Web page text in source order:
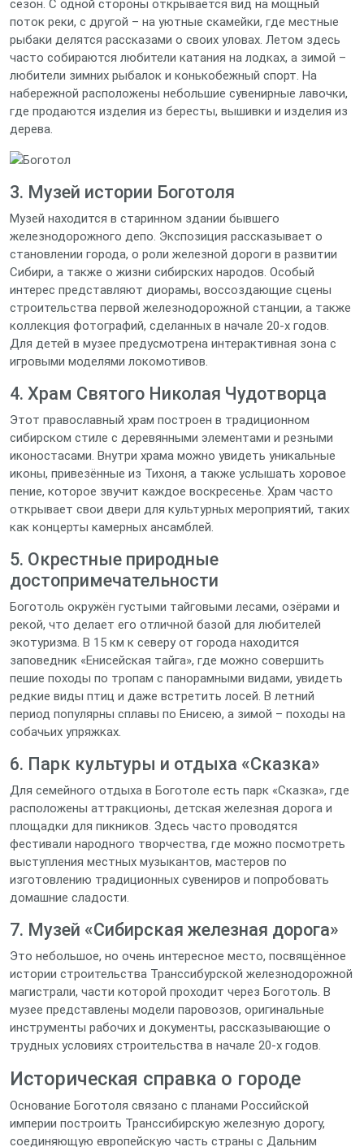
сезон. С одной стороны открывается вид на мощный
поток реки, с другой – на уютные скамейки, где местные
рыбаки делятся рассказами о своих уловах. Летом здесь
часто собираются любители катания на лодках, а зимой –
любители зимних рыбалок и конькобежный спорт. На
набережной расположены небольшие сувенирные лавочки,
где продаются изделия из бересты, вышивки и изделия из
дерева.
3. Музей истории Боготоля
Музей находится в старинном здании бывшего
железнодорожного депо. Экспозиция рассказывает о
становлении города, о роли железной дороги в развитии
Сибири, а также о жизни сибирских народов. Особый
интерес представляют диорамы, воссоздающие сцены
строительства первой железнодорожной станции, а также
коллекция фотографий, сделанных в начале 20‑х годов.
Для детей в музее предусмотрена интерактивная зона с
игровыми моделями локомотивов.
4. Храм Святого Николая Чудотворца
Этот православный храм построен в традиционном
сибирском стиле с деревянными элементами и резными
иконостасами. Внутри храма можно увидеть уникальные
иконы, привезённые из Тихоня, а также услышать хоровое
пение, которое звучит каждое воскресенье. Храм часто
открывает свои двери для культурных мероприятий, таких
как концерты камерных ансамблей.
5. Окрестные природные
достопримечательности
Боготоль окружён густыми тайговыми лесами, озёрами и
рекой, что делает его отличной базой для любителей
экотуризма. В 15 км к северу от города находится
заповедник «Енисейская тайга», где можно совершить
пешие походы по тропам с панорамными видами, увидеть
редкие виды птиц и даже встретить лосей. В летний
период популярны сплавы по Енисею, а зимой – походы на
собачьих упряжках.
6. Парк культуры и отдыха «Сказка»
Для семейного отдыха в Боготоле есть парк «Сказка», где
расположены аттракционы, детская железная дорога и
площадки для пикников. Здесь часто проводятся
фестивали народного творчества, где можно посмотреть
выступления местных музыкантов, мастеров по
изготовлению традиционных сувениров и попробовать
домашние сладости.
7. Музей «Сибирская железная дорога»
Это небольшое, но очень интересное место, посвящённое
истории строительства Транссибурской железнодорожной
магистрали, части которой проходит через Боготоль. В
музее представлены модели паровозов, оригинальные
инструменты рабочих и документы, рассказывающие о
трудных условиях строительства в начале 20‑х годов.
Историческая справка о городе
Основание Боготоля связано с планами Российской
империи построить Транссибирскую железную дорогу,
соединяющую европейскую часть страны с Дальним